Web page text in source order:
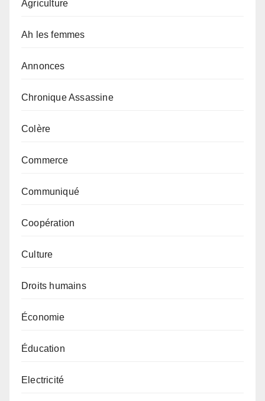
Agriculture
Ah les femmes
Annonces
Chronique Assassine
Colère
Commerce
Communiqué
Coopération
Culture
Droits humains
Économie
Éducation
Electricité